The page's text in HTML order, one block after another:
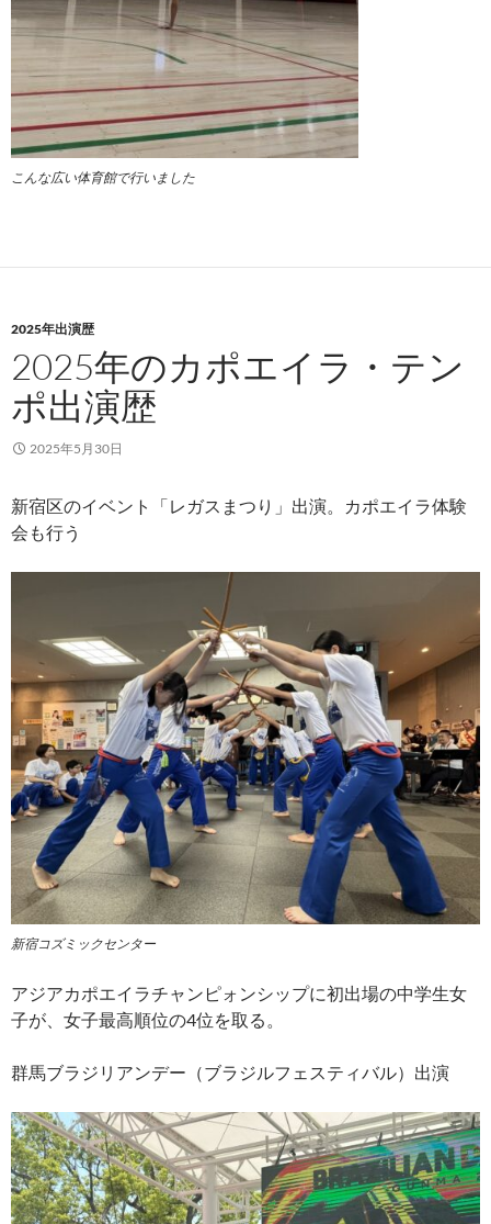
こんな広い体育館で行いました
2025年出演歴
2025年のカポエイラ・テン
ポ出演歴
2025年5月30日
新宿区のイベント「レガスまつり」出演。カポエイラ体験
会も行う
新宿コズミックセンター
アジアカポエイラチャンピォンシップに初出場の中学生女
子が、女子最高順位の4位を取る。
群馬ブラジリアンデー（ブラジルフェスティバル）出演